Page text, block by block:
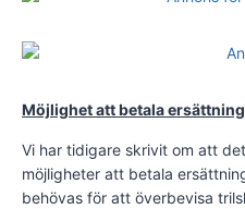
Möjlighet att betala
Vi har tidigare skrivit om att
möjligheter att betala
behövas för att överbevisa